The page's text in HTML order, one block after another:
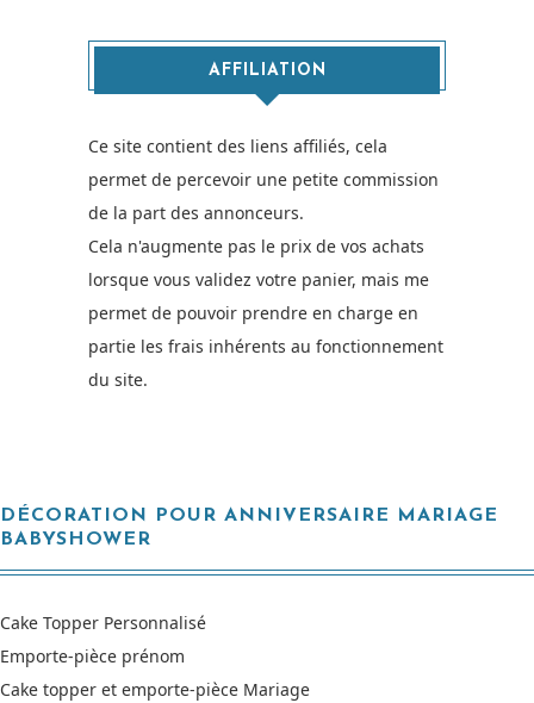
AFFILIATION
Ce site contient des liens affiliés, cela
permet de percevoir une petite commission
de la part des annonceurs.
Cela n'augmente pas le prix de vos achats
lorsque vous validez votre panier, mais me
permet de pouvoir prendre en charge en
partie les frais inhérents au fonctionnement
du site.
DÉCORATION POUR ANNIVERSAIRE MARIAGE
BABYSHOWER
Cake Topper Personnalisé
Emporte-pièce prénom
Cake topper et emporte-pièce Mariage